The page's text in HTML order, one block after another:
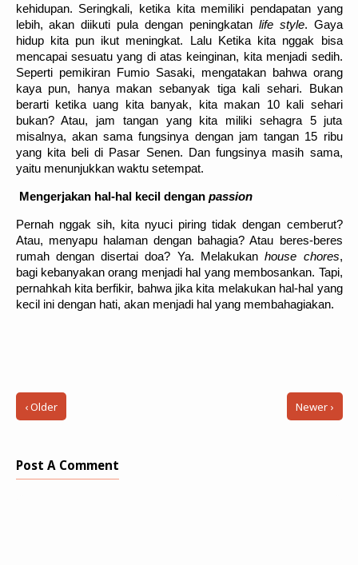
kehidupan. Seringkali, ketika kita memiliki pendapatan yang
lebih, akan diikuti pula dengan peningkatan life style. Gaya
hidup kita pun ikut meningkat. Lalu Ketika kita nggak bisa
mencapai sesuatu yang di atas keinginan, kita menjadi sedih.
Seperti pemikiran Fumio Sasaki, mengatakan bahwa orang
kaya pun, hanya makan sebanyak tiga kali sehari. Bukan
berarti ketika uang kita banyak, kita makan 10 kali sehari
bukan? Atau, jam tangan yang kita miliki sehagra 5 juta
misalnya, akan sama fungsinya dengan jam tangan 15 ribu
yang kita beli di Pasar Senen. Dan fungsinya masih sama,
yaitu menunjukkan waktu setempat.
Mengerjakan hal-hal kecil dengan passion
Pernah nggak sih, kita nyuci piring tidak dengan cemberut?
Atau, menyapu halaman dengan bahagia? Atau beres-beres
rumah dengan disertai doa? Ya. Melakukanhouse chores,
bagi kebanyakan orang menjadi hal yang membosankan. Tapi,
pernahkah kita berfikir, bahwa jika kita melakukan hal-hal yang
kecil ini dengan hati, akan menjadi hal yang membahagiakan.
‹ Older Newer ›
Post A Comment